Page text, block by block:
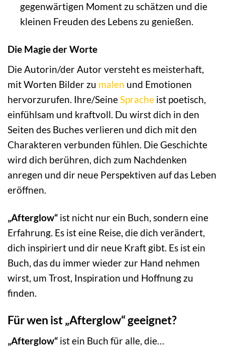
gegenwärtigen Moment zu schätzen und die
kleinen Freuden des Lebens zu genießen.
Die Magie der Worte
Die Autorin/der Autor versteht es meisterhaft,
mit Worten Bilder zu malen und Emotionen
hervorzurufen. Ihre/Seine Sprache ist poetisch,
einfühlsam und kraftvoll. Du wirst dich in den
Seiten des Buches verlieren und dich mit den
Charakteren verbunden fühlen. Die Geschichte
wird dich berühren, dich zum Nachdenken
anregen und dir neue Perspektiven auf das Leben
eröffnen.
„Afterglow“ ist nicht nur ein Buch, sondern eine
Erfahrung. Es ist eine Reise, die dich verändert,
dich inspiriert und dir neue Kraft gibt. Es ist ein
Buch, das du immer wieder zur Hand nehmen
wirst, um Trost, Inspiration und Hoffnung zu
finden.
Für wen ist „Afterglow“ geeignet?
„Afterglow“ ist ein Buch für alle, die…